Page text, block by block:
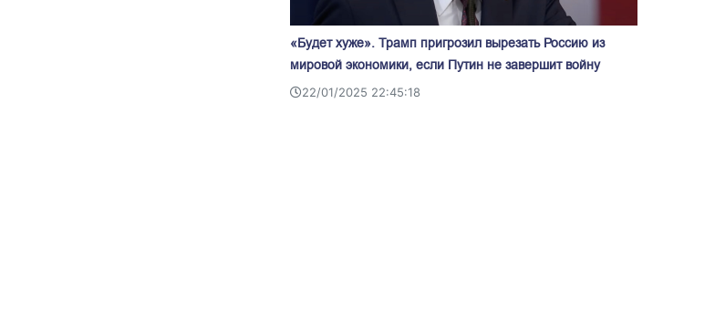
«Будет хуже». Трамп пригрозил вырезать Россию из
мировой экономики, если Путин не завершит войну
22/01/2025 22:45:18